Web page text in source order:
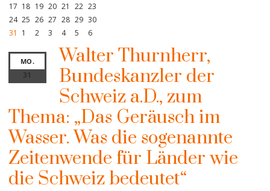
17 18 19 20 21 22 23
24 25 26 27 28 29 30
31
1 2 3 4 5 6
MO.
31
Walter Thurnherr,
Bundeskanzler der
Schweiz a.D., zum
Thema: „Das Geräusch im
Wasser. Was die sogenannte
Zeitenwende für Länder wie
die Schweiz bedeutet“